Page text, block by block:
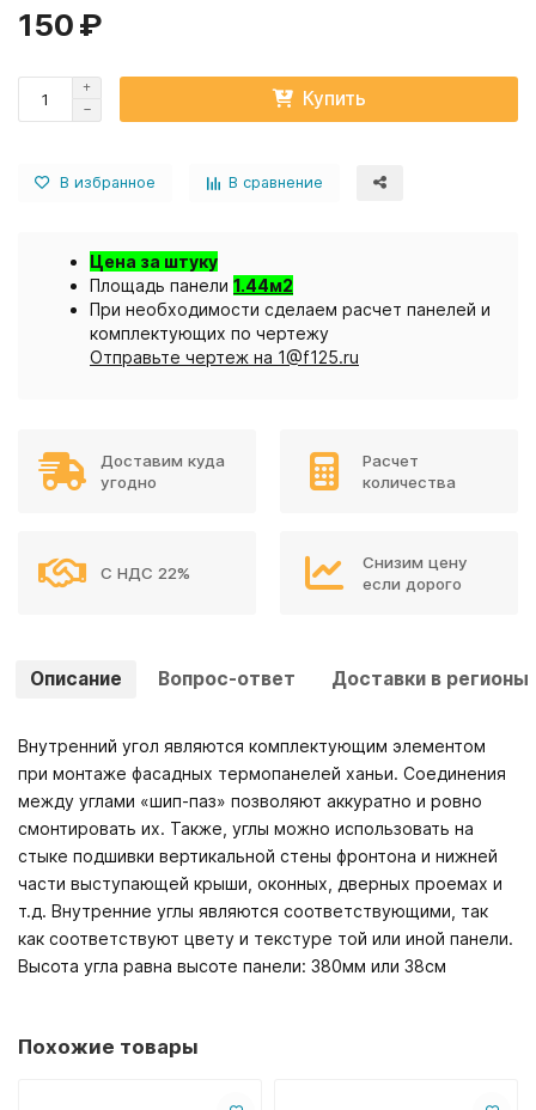
150 ₽
Купить
В избранное В сравнение
Цена за штуку
Площадь панели 1.44м2
При необходимости сделаем расчет панелей и
комплектующих по чертежу
Отправьте чертеж на 1@f125.ru
Доставим куда
угодно
Расчет
количества
С НДС 22%
Снизим цену
если дорого
Описание Вопрос-ответ Доставки в регионы
Внутренний угол являются комплектующим элементом
при монтаже фасадных термопанелей ханьи. Соединения
между углами «шип-паз» позволяют аккуратно и ровно
смонтировать их. Также, углы можно использовать на
стыке подшивки вертикальной стены фронтона и нижней
части выступающей крыши, оконных, дверных проемах и
т.д. Внутренние углы являются соответствующими, так
как соответствуют цвету и текстуре той или иной панели.
Высота угла равна высоте панели: 380мм или 38см
Похожие товары